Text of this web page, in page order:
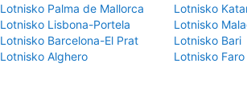
Lotnisko Palma de Mallorca
Lotnisko
Lotnisko Lisbona-Portela
Lotnisko
Lotnisko Barcelona-El Prat
Lotnisko Bari
Lotnisko Alghero
Lotnisko Faro